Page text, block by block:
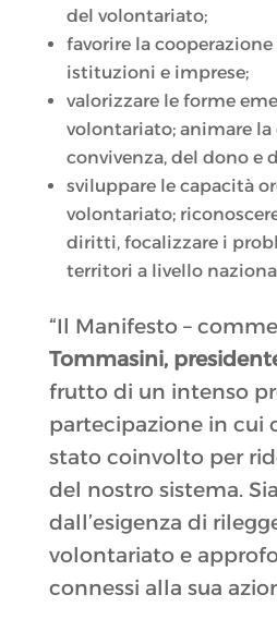
del volontariato;
favorire la
istituzioni e imprese;
valorizzare le forme
volontariato; animare
convivenza, del dono e
sviluppare le capacità
volontariato;
diritti, focalizzare i
territori a livello
“Il Manifesto –
Tommasini,
frutto di un intenso
partecipazione in cui
stato coinvolto per
del nostro sistema.
dall’esigenza di
volontariato e
connessi alla sua